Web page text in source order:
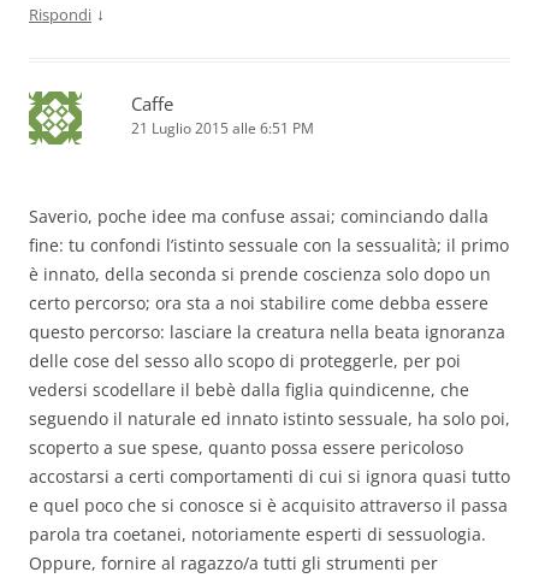
Rispondi ↓
Caffe
21 Luglio 2015 alle 6:51 PM
Saverio, poche idee ma confuse assai; cominciando dalla
fine: tu confondi l’istinto sessuale con la sessualità; il primo
è innato, della seconda si prende coscienza solo dopo un
certo percorso; ora sta a noi stabilire come debba essere
questo percorso: lasciare la creatura nella beata ignoranza
delle cose del sesso allo scopo di proteggerle, per poi
vedersi scodellare il bebè dalla figlia quindicenne, che
seguendo il naturale ed innato istinto sessuale, ha solo poi,
scoperto a sue spese, quanto possa essere pericoloso
accostarsi a certi comportamenti di cui si ignora quasi tutto
e quel poco che si conosce si è acquisito attraverso il passa
parola tra coetanei, notoriamente esperti di sessuologia.
Oppure, fornire al ragazzo/a tutti gli strumenti per